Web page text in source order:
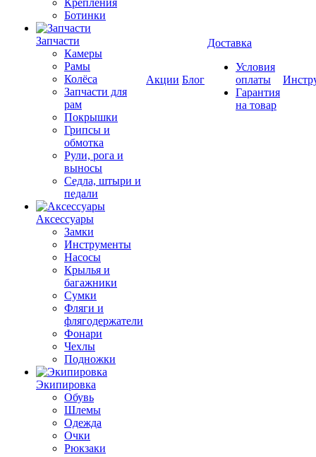
Крепления
Ботинки
Запчасти
Камеры
Рамы
Колёса
Запчасти для
рам
Покрышки
Грипсы и
обмотка
Рули, рога и
выносы
Седла, штыри и
педали
Аксессуары
Замки
Инструменты
Насосы
Крылья и
багажники
Сумки
Фляги и
флягодержатели
Фонари
Чехлы
Подножки
Экипировка
Обувь
Шлемы
Одежда
Очки
Рюкзаки
Акции Блог
Доставка
Условия
оплаты
Гарантия
на товар